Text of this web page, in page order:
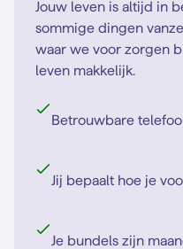
Jouw leven is altijd in
sommige dingen
waar we voor zorgen
leven makkelijk.
Betrouwbare
Jij bepaalt hoe je
Je bundels zijn